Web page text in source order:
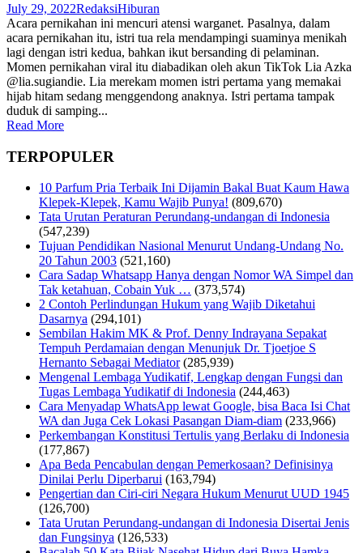
July 29, 2022RedaksiHiburan
Acara pernikahan ini mencuri atensi warganet. Pasalnya, dalam
acara pernikahan itu, istri tua rela mendampingi suaminya menikah
lagi dengan istri kedua, bahkan ikut bersanding di pelaminan.
Momen pernikahan viral itu diabadikan oleh akun TikTok Lia Azka
@lia.sugiandie. Lia merekam momen istri pertama yang memakai
hijab hitam sedang menggendong anaknya. Istri pertama tampak
duduk di samping...
Read More
TERPOPULER
10 Parfum Pria Terbaik Ini Dijamin Bakal Buat Kaum Hawa
Klepek-Klepek, Kamu Wajib Punya! (809,670)
Tata Urutan Peraturan Perundang-undangan di Indonesia
(547,239)
Tujuan Pendidikan Nasional Menurut Undang-Undang No.
20 Tahun 2003 (521,160)
Cara Sadap Whatsapp Hanya dengan Nomor WA Simpel dan
Tak ketahuan, Cobain Yuk … (373,574)
2 Contoh Perlindungan Hukum yang Wajib Diketahui
Dasarnya (294,101)
Sembilan Hakim MK & Prof. Denny Indrayana Sepakat
Tempuh Perdamaian dengan Menunjuk Dr. Tjoetjoe S
Hernanto Sebagai Mediator (285,939)
Mengenal Lembaga Yudikatif, Lengkap dengan Fungsi dan
Tugas Lembaga Yudikatif di Indonesia (244,463)
Cara Menyadap WhatsApp lewat Google, bisa Baca Isi Chat
WA dan Juga Cek Lokasi Pasangan Diam-diam (233,966)
Perkembangan Konstitusi Tertulis yang Berlaku di Indonesia
(177,867)
Apa Beda Pencabulan dengan Pemerkosaan? Definisinya
Dinilai Perlu Diperbarui (163,794)
Pengertian dan Ciri-ciri Negara Hukum Menurut UUD 1945
(126,700)
Tata Urutan Perundang-undangan di Indonesia Disertai Jenis
dan Fungsinya (126,533)